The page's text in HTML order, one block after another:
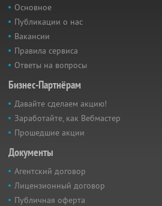
Основное
Публикации о нас
Вакансии
Правила сервиса
Ответы на вопросы
Бизнес-Партнёрам
Давайте сделаем акцию!
Заработайте, как Вебмастер
Прошедшие акции
Документы
Агентский договор
Лицензионный договор
Публичная оферта